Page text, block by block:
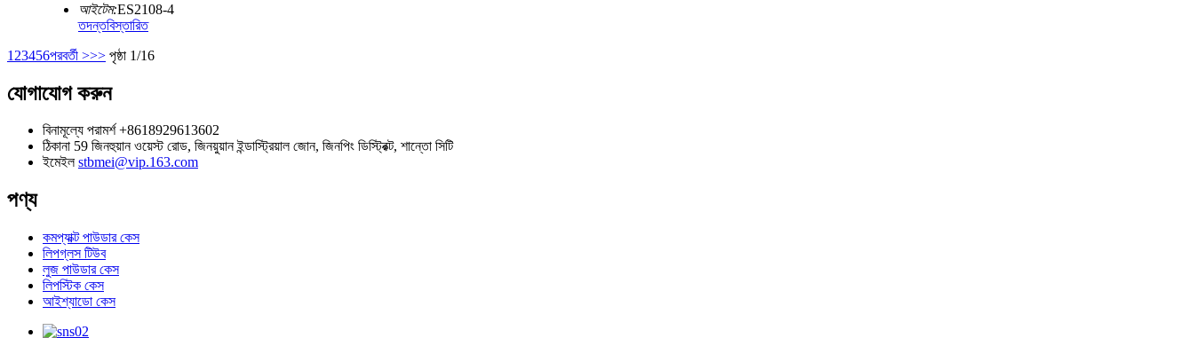
আইটেম:ES2108-4
তদন্তবিস্তারিত
1 23456পরবর্তী >>> পৃষ্ঠা 1/16
যোগাযোগ করুন
বিনামূল্যে পরামর্শ +8618929613602
ঠিকানা 59 জিনহুয়ান ওয়েস্ট রোড, জিনয়ুয়ান ইন্ডাস্ট্রিয়াল জোন, জিনপিং ডিস্ট্রিক্ট, শান্তো সিটি
ইমেইল stbmei@vip.163.com
পণ্য
কমপ্যাক্ট পাউডার কেস
লিপগ্লস টিউব
লুজ পাউডার কেস
লিপস্টিক কেস
আইশ্যাডো কেস